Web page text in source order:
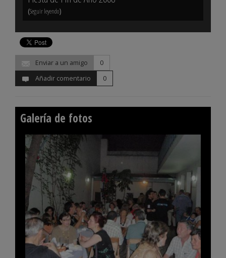
(Seguir leyendo)
Enviar a un amigo
0
Añadir comentario
0
Galería de fotos